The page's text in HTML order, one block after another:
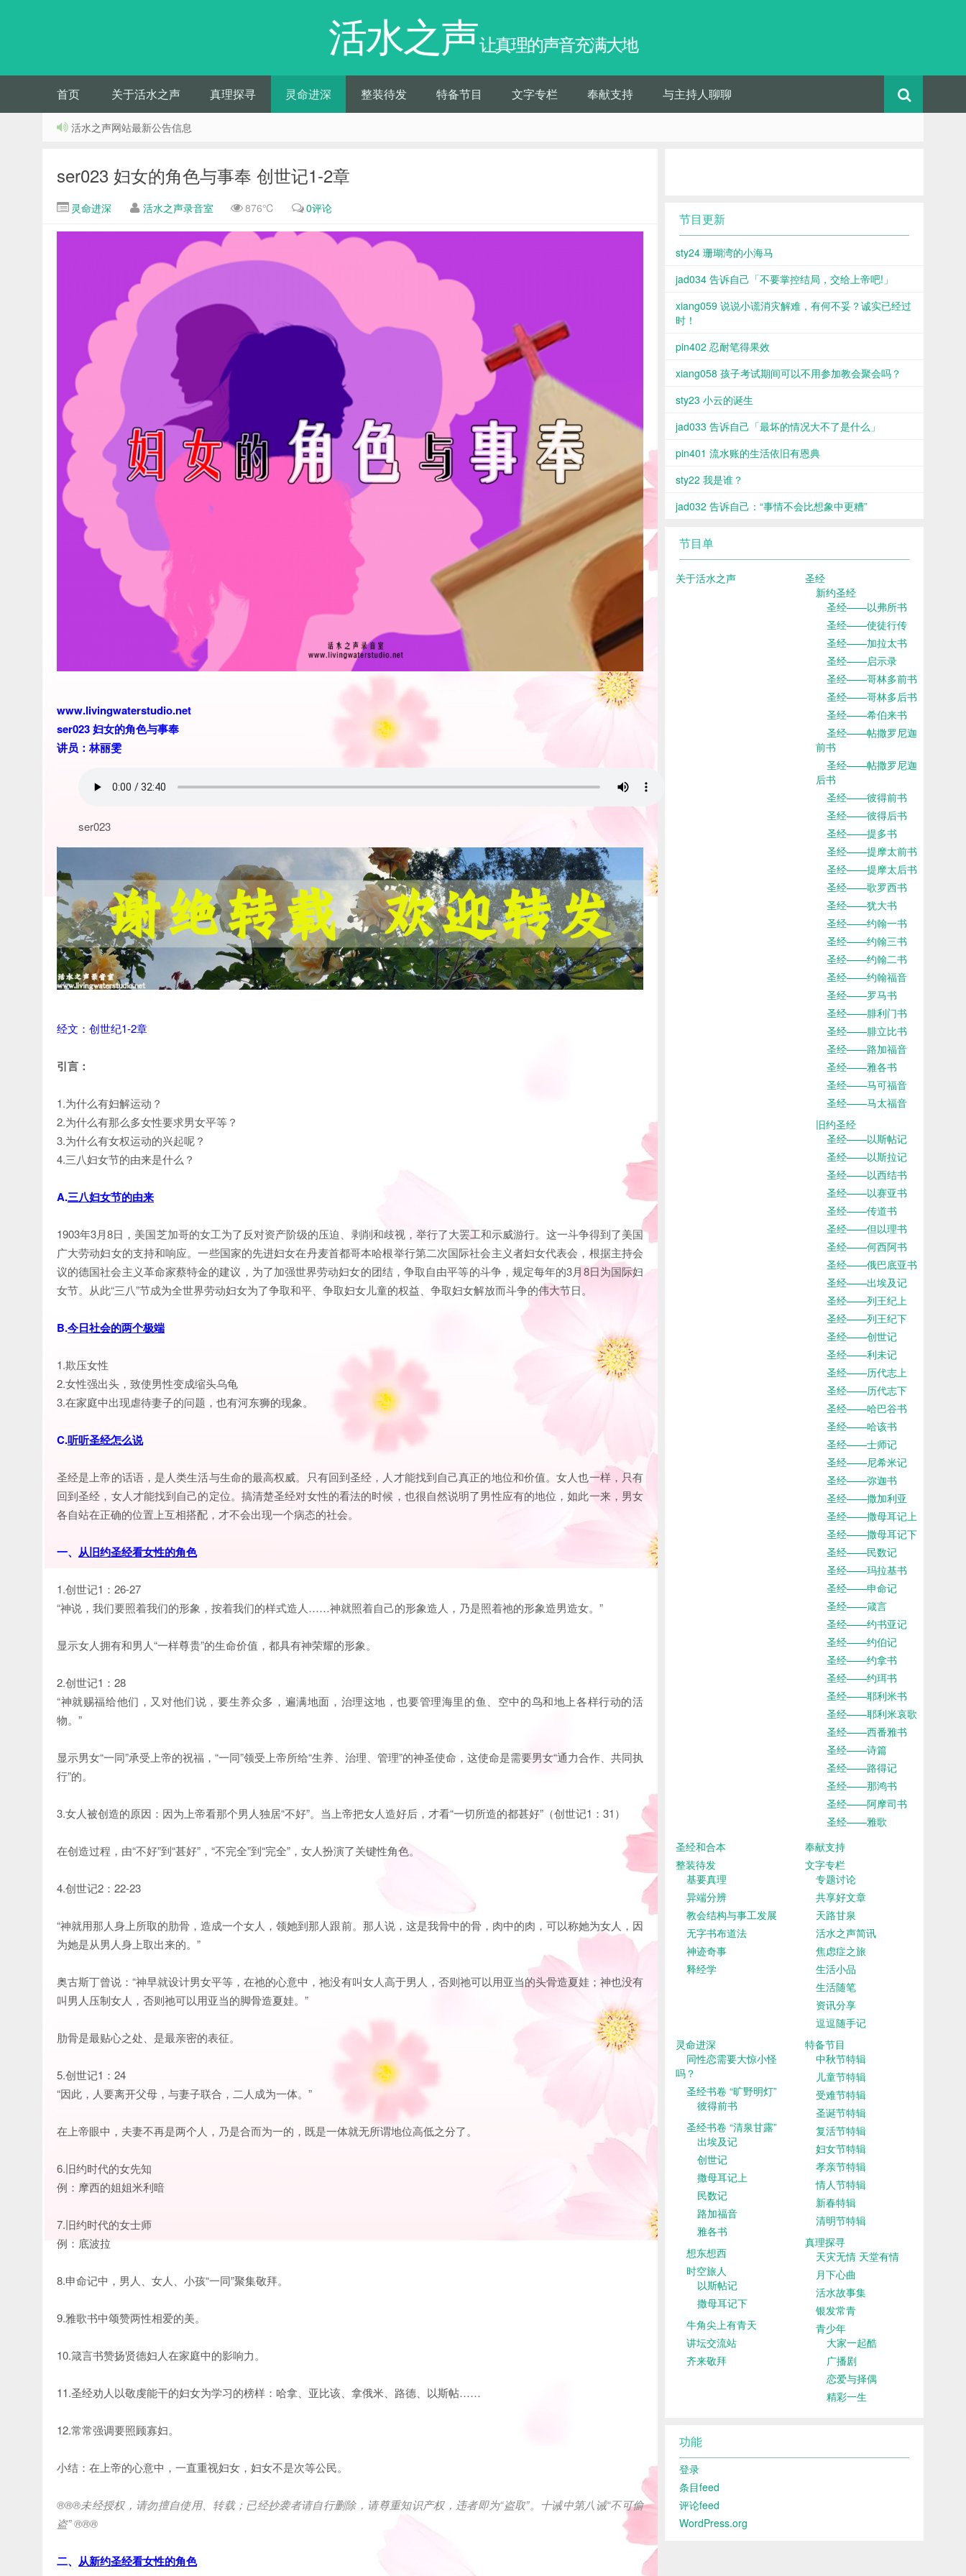
活水之声让真理的声音充满大地
首页 关于活水之声 真理探寻 灵命进深 整装待发 特备节目 文字专栏 奉献支持 与主持人聊聊
活水之声网站最新公告信息
ser023 妇女的角色与事奉 创世记1-2章
灵命进深 活水之声录音室 876℃ 0评论
www.livingwaterstudio.net
ser023 妇女的角色与事奉
讲员：林丽雯
ser023
经文：创世纪1-2章
引言：
1.为什么有妇解运动？
2.为什么有那么多女性要求男女平等？
3.为什么有女权运动的兴起呢？
4.三八妇女节的由来是什么？
A.三八妇女节的由来
1903年3月8日，美国芝加哥的女工为了反对资产阶级的压迫、剥削和歧视，举行了大罢工和示威游行。这一斗争得到了美国
广大劳动妇女的支持和响应。一些国家的先进妇女在丹麦首都哥本哈根举行第二次国际社会主义者妇女代表会，根据主持会
议的德国社会主义革命家蔡特金的建议，为了加强世界劳动妇女的团结，争取自由平等的斗争，规定每年的3月8日为国际妇
女节。从此“三八”节成为全世界劳动妇女为了争取和平、争取妇女儿童的权益、争取妇女解放而斗争的伟大节日。
B.今日社会的两个极端
1.欺压女性
2.女性强出头，致使男性变成缩头乌龟
3.在家庭中出现虐待妻子的问题，也有河东狮的现象。
C.听听圣经怎么说
圣经是上帝的话语，是人类生活与生命的最高权威。只有回到圣经，人才能找到自己真正的地位和价值。女人也一样，只有
回到圣经，女人才能找到自己的定位。搞清楚圣经对女性的看法的时候，也很自然说明了男性应有的地位，如此一来，男女
各自站在正确的位置上互相搭配，才不会出现一个病态的社会。
一、 从旧约圣经看女性的角色
1.创世记1：26-27
“神说，我们要照着我们的形象，按着我们的样式造人……神就照着自己的形象造人，乃是照着祂的形象造男造女。”
显示女人拥有和男人“一样尊贵”的生命价值，都具有神荣耀的形象。
2.创世记1：28
“神就赐福给他们，又对他们说，要生养众多，遍满地面，治理这地，也要管理海里的鱼、空中的鸟和地上各样行动的活
物。”
显示男女“一同”承受上帝的祝福，“一同”领受上帝所给“生养、治理、管理”的神圣使命，这使命是需要男女“通力合作、共同执
行”的。
3.女人被创造的原因：因为上帝看那个男人独居“不好”。当上帝把女人造好后，才看“一切所造的都甚好”（创世记1：31）
在创造过程，由“不好”到“甚好”，“不完全”到“完全”，女人扮演了关键性角色。
4.创世记2：22-23
“神就用那人身上所取的肋骨，造成一个女人，领她到那人跟前。那人说，这是我骨中的骨，肉中的肉，可以称她为女人，因
为她是从男人身上取出来的。”
奥古斯丁曾说：“神早就设计男女平等，在祂的心意中，祂没有叫女人高于男人，否则祂可以用亚当的头骨造夏娃；神也没有
叫男人压制女人，否则祂可以用亚当的脚骨造夏娃。”
肋骨是最贴心之处、是最亲密的表征。
5.创世记1：24
“因此，人要离开父母，与妻子联合，二人成为一体。”
在上帝眼中，夫妻不再是两个人，乃是合而为一的，既是一体就无所谓地位高低之分了。
6.旧约时代的女先知
例：摩西的姐姐米利暗
7.旧约时代的女士师
例：底波拉
8.申命记中，男人、女人、小孩“一同”聚集敬拜。
9.雅歌书中颂赞两性相爱的美。
10.箴言书赞扬贤德妇人在家庭中的影响力。
11.圣经劝人以敬虔能干的妇女为学习的榜样：哈拿、亚比该、拿俄米、路德、以斯帖……
12.常常强调要照顾寡妇。
小结：在上帝的心意中，一直重视妇女，妇女不是次等公民。
®®®未经授权，请勿擅自使用、转载；已经抄袭者请自行删除，请尊重知识产权，违者即为“盗取”。十诫中第八诫“不可偷
盗” ®®®
二、 从新约圣经看女性的角色
节目更新
sty24 珊瑚湾的小海马
jad034 告诉自己「不要掌控结局，交给上帝吧!」
xiang059 说说小谎消灾解难，有何不妥？诚实已经过
时！
pin402 忍耐笔得果效
xiang058 孩子考试期间可以不用参加教会聚会吗？
sty23 小云的诞生
jad033 告诉自己「最坏的情况大不了是什么」
pin401 流水账的生活依旧有恩典
sty22 我是谁？
jad032 告诉自己：“事情不会比想象中更糟”
节目单
关于活水之声
圣经
新约圣经
圣经——以弗所书
圣经——使徒行传
圣经——加拉太书
圣经——启示录
圣经——哥林多前书
圣经——哥林多后书
圣经——希伯来书
圣经——帖撒罗尼迦
前书
圣经——帖撒罗尼迦
后书
圣经——彼得前书
圣经——彼得后书
圣经——提多书
圣经——提摩太前书
圣经——提摩太后书
圣经——歌罗西书
圣经——犹大书
圣经——约翰一书
圣经——约翰三书
圣经——约翰二书
圣经——约翰福音
圣经——罗马书
圣经——腓利门书
圣经——腓立比书
圣经——路加福音
圣经——雅各书
圣经——马可福音
圣经——马太福音
旧约圣经
圣经——以斯帖记
圣经——以斯拉记
圣经——以西结书
圣经——以赛亚书
圣经——传道书
圣经——但以理书
圣经——何西阿书
圣经——俄巴底亚书
圣经——出埃及记
圣经——列王纪上
圣经——列王纪下
圣经——创世记
圣经——利未记
圣经——历代志上
圣经——历代志下
圣经——哈巴谷书
圣经——哈该书
圣经——士师记
圣经——尼希米记
圣经——弥迦书
圣经——撒加利亚
圣经——撒母耳记上
圣经——撒母耳记下
圣经——民数记
圣经——玛拉基书
圣经——申命记
圣经——箴言
圣经——约书亚记
圣经——约伯记
圣经——约拿书
圣经——约珥书
圣经——耶利米书
圣经——耶利米哀歌
圣经——西番雅书
圣经——诗篇
圣经——路得记
圣经——那鸿书
圣经——阿摩司书
圣经——雅歌
圣经和合本
奉献支持
整装待发
基要真理
异端分辨
教会结构与事工发展
无字书布道法
神迹奇事
释经学
文字专栏
专题讨论
共享好文章
天路甘泉
活水之声简讯
焦虑症之旅
生活小品
生活随笔
资讯分享
逗逗随手记
灵命进深
同性恋需要大惊小怪
吗？
圣经书卷 “旷野明灯”
彼得前书
圣经书卷 “清泉甘露”
出埃及记
创世记
撒母耳记上
民数记
路加福音
雅各书
想东想西
时空旅人
以斯帖记
撒母耳记下
牛角尖上有青天
讲坛交流站
齐来敬拜
特备节目
中秋节特辑
儿童节特辑
受难节特辑
圣诞节特辑
复活节特辑
妇女节特辑
孝亲节特辑
情人节特辑
新春特辑
清明节特辑
真理探寻
天灾无情 天堂有情
月下心曲
活水故事集
银发常青
青少年
大家一起酷
广播剧
恋爱与择偶
精彩一生
功能
登录
条目feed
评论feed
WordPress.org